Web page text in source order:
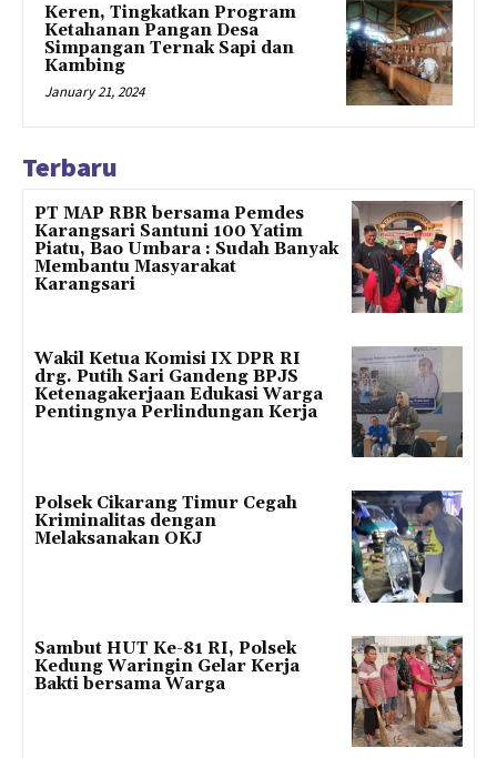
Keren, Tingkatkan Program
Ketahanan Pangan Desa
Simpangan Ternak Sapi dan
Kambing
January 21, 2024
Terbaru
PT MAP RBR bersama Pemdes
Karangsari Santuni 100 Yatim
Piatu, Bao Umbara : Sudah Banyak
Membantu Masyarakat
Karangsari
Wakil Ketua Komisi IX DPR RI
drg. Putih Sari Gandeng BPJS
Ketenagakerjaan Edukasi Warga
Pentingnya Perlindungan Kerja
Polsek Cikarang Timur Cegah
Kriminalitas dengan
Melaksanakan OKJ
Sambut HUT Ke-81 RI, Polsek
Kedung Waringin Gelar Kerja
Bakti bersama Warga